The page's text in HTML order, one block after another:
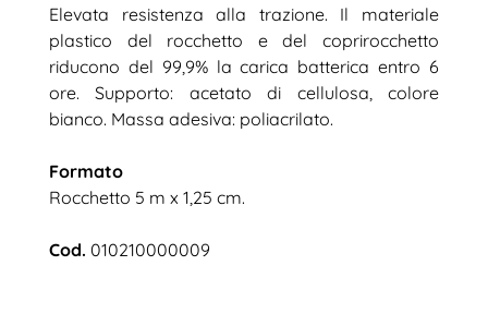
Elevata resistenza alla trazione. Il materiale
plastico del rocchetto e del coprirocchetto
riducono del 99,9% la carica batterica entro 6
ore. Supporto: acetato di cellulosa, colore
bianco. Massa adesiva: poliacrilato.
Formato
Rocchetto 5 m x 1,25 cm.
Cod. 010210000009